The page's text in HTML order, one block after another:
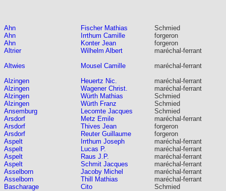
Ahn Fischer Mathias
Schmied
Ahn
Irrthum Camille
forgeron
Ahn
Konter Jean
forgeron
Altrier
Wilhelm Albert
maréchal-ferrant
Altwies
Mousel Camille
maréchal-ferrant
Alzingen
Heuertz Nic.
maréchal-ferrant
Alzingen
Wagener Christ.
maréchal-ferrant
Alzingen
Würth Mathias
Schmied
Alzingen
Würth Franz
Schmied
Ansemburg
Lecomte Jacques
Schmied
Arsdorf
Metz Emile
maréchal-ferrant
Arsdorf
Thives Jean
forgeron
Arsdorf
Reuter Guillaume
forgeron
Aspelt
Irrthum Joseph
maréchal-ferrant
Aspelt
Lucas P.
maréchal-ferrant
Aspelt
Raus J.P.
maréchal-ferrant
Aspelt
Schmit Jacques
maréchal-ferrant
Asselborn
Jacoby Michel
maréchal-ferrant
Asselborn
Thill Mathias
maréchal-ferrant
Bascharage
Cito
Schmied